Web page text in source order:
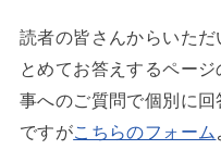
読者の皆さんからいた
とめてお答えするペー
事へのご質問で個別に
ですがこちらのフォーム